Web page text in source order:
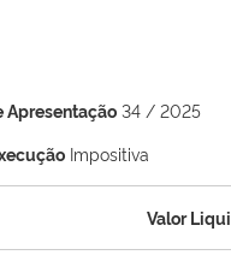
Apresentação 34 / 2025
Impositiva
Valor